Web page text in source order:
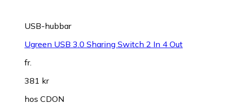
USB-hubbar
Ugreen USB 3.0 Sharing Switch 2 In 4 Out
fr.
381 kr
hos CDON